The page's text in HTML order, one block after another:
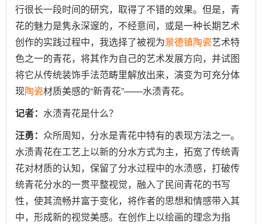
行很长一段时间的研究，取得了不错的效果。但是，青
花的魅力是隽永深邃的，不经意间，或是一种长期艺术
创作的实践过程中，我选择了被视为景德镇陶瓷艺术特
色之一的青花，将其作为自己的艺术发展方向，并试图
将它从传统装饰手法范畴里解放出来，演变为可充分体
现陶瓷材质美感的“新青花”——水渍青花。
记者： 水渍青花是什么？
汪勇： 众所周知，分水是青花中特有的表现方法之一。
水渍青花在工艺上以新的分水方式为主，拓宽了传统青
花对材质的认知，保留了分水过程中的水渍感，打破传
统青花分水的一贯平整视觉，融入了民间青花的书写
性，使其流畅并富于变化，将作者的思想和情感带入其
中，形成新的视觉美感。在创作上以绘画的理念为指